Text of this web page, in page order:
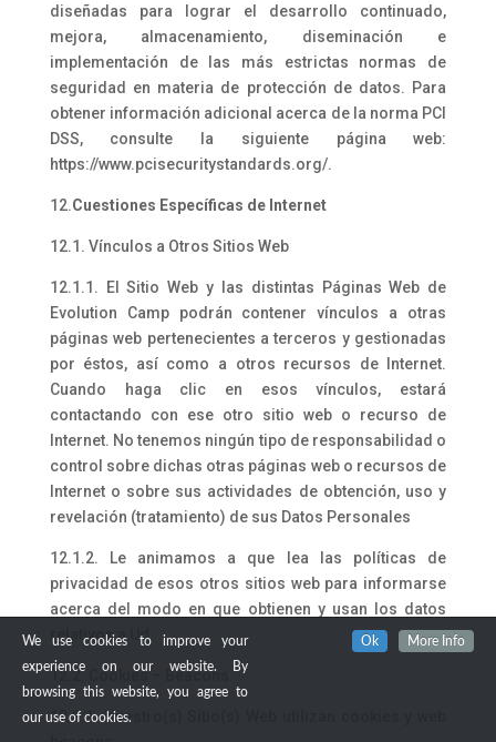
diseñadas para lograr el desarrollo continuado,
mejora, almacenamiento, diseminación e
implementación de las más estrictas normas de
seguridad en materia de protección de datos. Para
obtener información adicional acerca de la norma PCI
DSS, consulte la siguiente página web:
https://www.pcisecuritystandards.org/.
12.Cuestiones Específicas de Internet
12.1. Vínculos a Otros Sitios Web
12.1.1. El Sitio Web y las distintas Páginas Web de
Evolution Camp podrán contener vínculos a otras
páginas web pertenecientes a terceros y gestionadas
por éstos, así como a otros recursos de Internet.
Cuando haga clic en esos vínculos, estará
contactando con ese otro sitio web o recurso de
Internet. No tenemos ningún tipo de responsabilidad o
control sobre dichas otras páginas web o recursos de
Internet o sobre sus actividades de obtención, uso y
revelación (tratamiento) de sus Datos Personales
12.1.2. Le animamos a que lea las políticas de
privacidad de esos otros sitios web para informarse
acerca del modo en que obtienen y usan los datos
relativos a Ud.
12.2. Cookies – Beacons
12.2.1. Nuestro(s) Sitio(s) Web utilizan cookies y web
We use cookies to improve your
experience on our website. By
browsing this website, you agree to
our use of cookies.
Ok More Info